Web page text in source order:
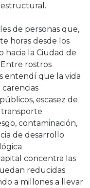
estructural.
de personas que,
horas desde los
hacia la Ciudad de
rostros
entendí que la vida
escasez de
transporte
contaminación,
de desarrollo
concentra las
reducidas
a millones a llevar